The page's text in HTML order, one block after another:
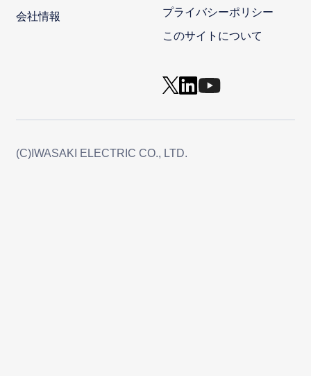
会社情報
プライバシーポリシー
このサイトについて
(C)IWASAKI ELECTRIC CO., LTD.